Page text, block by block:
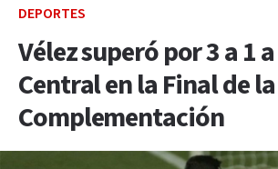
DEPORTES
Vélez superó por 3 a 1
Central en la Final de
Complementación